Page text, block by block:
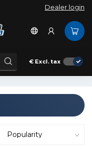
Dealer login
€ Excl. tax